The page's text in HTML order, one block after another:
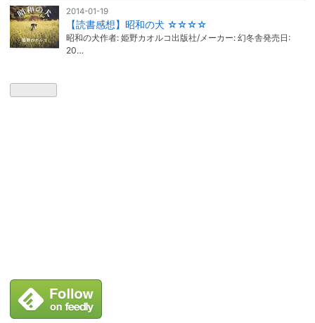
2014-01-19
【読書感想】昭和の犬 ☆☆☆☆
昭和の犬作者: 姫野カオルコ出版社/メーカー: 幻冬舎発売日:
20…